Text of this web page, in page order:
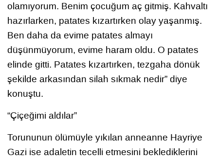
olamıyorum. Benim çocuğum aç gitmiş. Kahvaltı
hazırlarken, patates kızartırken olay yaşanmış.
Ben daha da evime patates almayı
düşünmüyorum, evime haram oldu. O patates
elinde gitti. Patates kızartırken, tezgaha dönük
şekilde arkasından silah sıkmak nedir” diye
konuştu.
“Çiçeğimi aldılar”
Torununun ölümüyle yıkılan anneanne Hayriye
Gazi ise adaletin tecelli etmesini beklediklerini